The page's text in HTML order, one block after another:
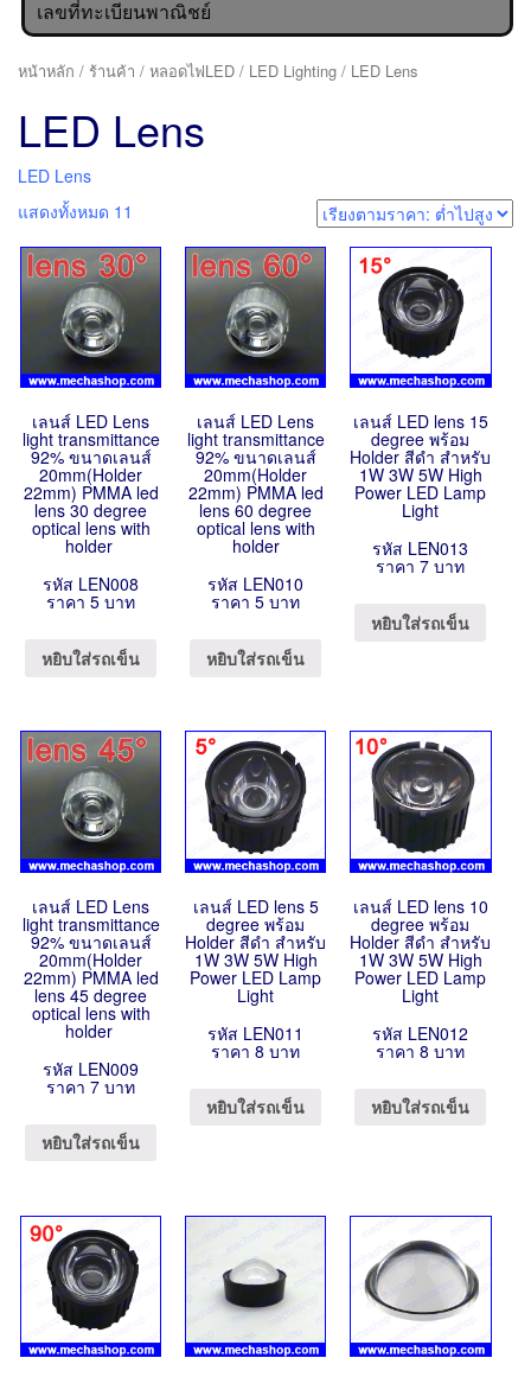
เลขที่ทะเบียนพาณิชย์
หน้าหลัก / ร้านค้า / หลอดไฟLED / LED Lighting / LED Lens
LED Lens
LED Lens
แสดงทั้งหมด 11
เลนส์ LED Lens
light transmittance
92% ขนาดเลนส์
20mm(Holder
22mm) PMMA led
lens 30 degree
optical lens with
holder
รหัส LEN008
ราคา 5 บาท
หยิบใส่รถเข็น
เลนส์ LED Lens
light transmittance
92% ขนาดเลนส์
20mm(Holder
22mm) PMMA led
lens 60 degree
optical lens with
holder
รหัส LEN010
ราคา 5 บาท
หยิบใส่รถเข็น
เลนส์ LED lens 15
degree พร้อม
Holder สีดำ สำหรับ
1W 3W 5W High
Power LED Lamp
Light
รหัส LEN013
ราคา 7 บาท
หยิบใส่รถเข็น
เลนส์ LED Lens
light transmittance
92% ขนาดเลนส์
20mm(Holder
22mm) PMMA led
lens 45 degree
optical lens with
holder
รหัส LEN009
ราคา 7 บาท
หยิบใส่รถเข็น
เลนส์ LED lens 5
degree พร้อม
Holder สีดำ สำหรับ
1W 3W 5W High
Power LED Lamp
Light
รหัส LEN011
ราคา 8 บาท
หยิบใส่รถเข็น
เลนส์ LED lens 10
degree พร้อม
Holder สีดำ สำหรับ
1W 3W 5W High
Power LED Lamp
Light
รหัส LEN012
ราคา 8 บาท
หยิบใส่รถเข็น